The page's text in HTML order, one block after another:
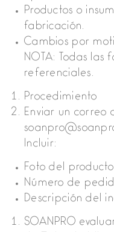
Productos o
fabricación.
Cambios por
NOTA: Todas las
referenciales.
Procedimiento
Enviar un correo
Incluir:
Foto del
Número de
Descripción del
SOANPRO